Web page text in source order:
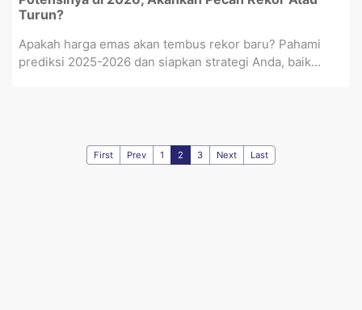
Turun?
Apakah harga emas akan tembus rekor baru? Pahami
prediksi 2025-2026 dan siapkan strategi Anda, baik...
First Prev 1 2 3 Next Last